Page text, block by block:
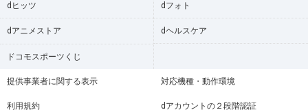
dヒッツ dフォト
dアニメストア dヘルスケア
ドコモスポーツくじ
提供事業者に関する表示 対応機種・動作環境
利用規約 dアカウントの２段階認証